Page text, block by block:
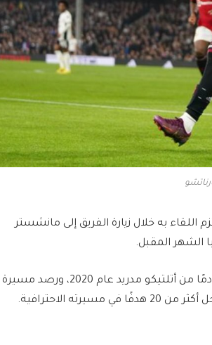
اللقاء به خلال زيارة الفريق إلى مانشستر
الشهر المقبل.
يذكر أن غارناتشو انضم إلى مانشستر يونايتد في سن مبكرة قادمًا من أتلتيكو مدريد عام 2020، ورصد مسيرة